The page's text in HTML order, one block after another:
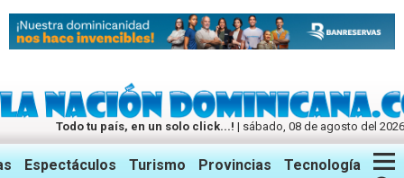
Todo tu país, en un solo click...! | sábado, 08 de agosto del 2026
Twitter Facebook Instagram
Espectáculos Turismo Provincias Tecnología